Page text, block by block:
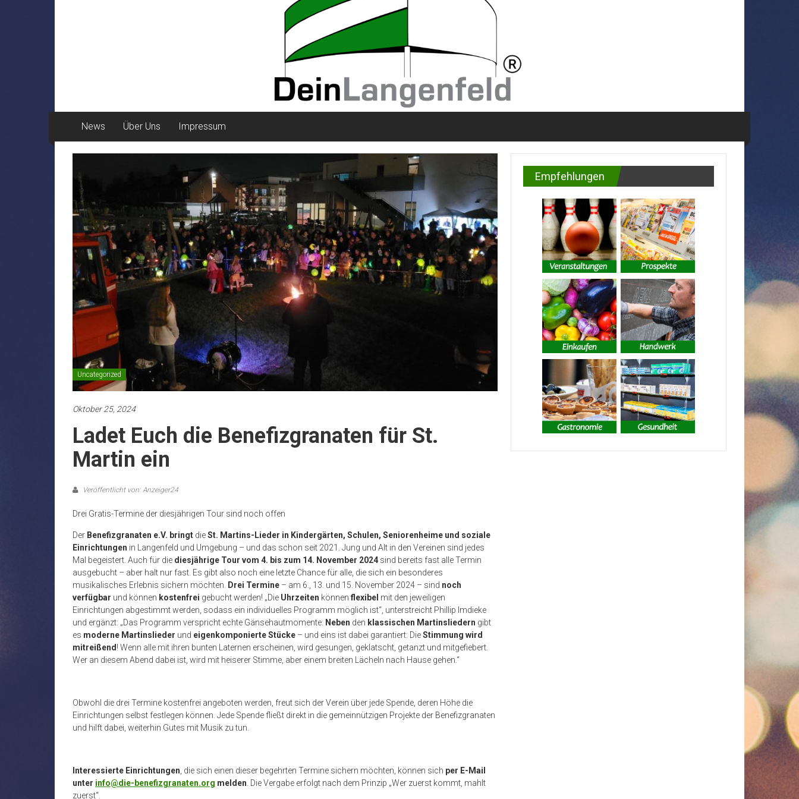
News Über Uns Impressum
Uncategorized
Oktober 25, 2024
Ladet Euch die Benefizgranaten für St.
Martin ein
Veröffentlicht von: Anzeiger24
Drei Gratis-Termine der diesjährigen Tour sind noch offen
Der Benefizgranaten e.V. bringt dieSt. Martins-Lieder in Kindergärten, Schulen, Seniorenheime und soziale
Einrichtungen in Langenfeld und Umgebung – und das schon seit 2021. Jung und Alt in den Vereinen sind jedes
Mal begeistert. Auch für die diesjährige Tour vom 4. bis zum 14. November 2024 sind bereits fast alle Termin
ausgebucht – aber halt nur fast. Es gibt also noch eine letzte Chance für alle, die sich ein besonderes
musikalisches Erlebnis sichern möchten.
Drei Termine – am 6., 13. und 15. November 2024 – sind noch
verfügbar und können kostenfrei gebucht werden! „Die Uhrzeiten können flexibel mit den jeweiligen
Einrichtungen abgestimmt werden, sodass ein individuelles Programm möglich ist“, unterstreicht Phillip Imdieke
und ergänzt: „Das Programm verspricht echte Gänsehautmomente: Neben den klassischen Martinsliedern gibt
es moderne Martinslieder und eigenkomponierte Stücke – und eins ist dabei garantiert: DieStimmung wird
mitreißend ! Wenn alle mit ihren bunten Laternen erscheinen, wird gesungen, geklatscht, getanzt und mitgefiebert.
Wer an diesem Abend dabei ist, wird mit heiserer Stimme, aber einem breiten Lächeln nach Hause gehen.“
Obwohl die drei Termine kostenfrei angeboten werden, freut sich der Verein über jede Spende, deren Höhe die
Einrichtungen selbst festlegen können. Jede Spende fließt direkt in die gemeinnützigen Projekte der Benefizgranaten
und hilft dabei, weiterhin Gutes mit Musik zu tun.
Interessierte Einrichtungen , die sich einen dieser begehrten Termine sichern möchten, können sich per E-Mail
unter info@die-benefizgranaten.org melden . Die Vergabe erfolgt nach dem Prinzip „Wer zuerst kommt, mahlt
zuerst“.
Empfehlungen